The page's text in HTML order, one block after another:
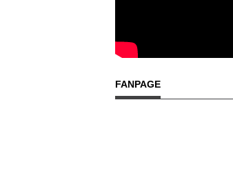
FANPAGE